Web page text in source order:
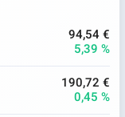
94,54 €
5,39 %
190,72 €
0,45 %